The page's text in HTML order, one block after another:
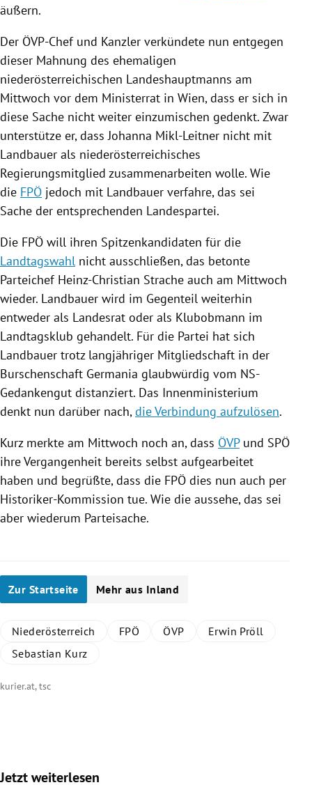
äußern.
Der ÖVP-Chef und Kanzler verkündete nun entgegen
dieser Mahnung des ehemaligen
niederösterreichischen Landeshauptmanns am
Mittwoch vor dem Ministerrat in Wien, dass er sich in
diese Sache nicht weiter einzumischen gedenkt. Zwar
unterstütze er, dassJohanna Mikl-Leitner nicht mit
Landbauer als niederösterreichisches
Regierungsmitglied zusammenarbeiten wolle. Wie
die FPÖ jedoch mit Landbauer verfahre, das sei
Sache der entsprechenden Landespartei.
Die FPÖ will ihren Spitzenkandidaten für die
Landtagswahl nicht ausschließen, das betonte
Parteichef Heinz-Christian Strache auch am Mittwoch
wieder. Landbauer wird im Gegenteil weiterhin
entweder als Landesrat oder als Klubobmann im
Landtagsklub gehandelt. Für die Partei hat sich
Landbauer trotz langjähriger Mitgliedschaft in der
Burschenschaft Germania glaubwürdig vom NS-
Gedankengut distanziert. Das Innenministerium
denkt nun darüber nach,die Verbindung aufzulösen.
Kurz merkte am Mittwoch noch an, dass ÖVPund SPÖ
ihre Vergangenheit bereits selbst aufgearbeitet
haben und begrüßte, dass die FPÖ dies nun auch per
Historiker-Kommission tue. Wie die aussehe, das sei
aber wiederum Parteisache.
Zur Startseite Mehr aus Inland
Niederösterreich FPÖ ÖVP
Erwin Pröll
Sebastian Kurz
kurier.at, tsc
Jetzt weiterlesen